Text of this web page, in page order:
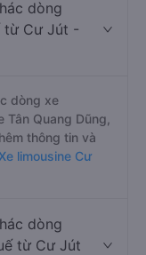
dòng
từ Cư Jút -
dòng xe
Quang Dũng,
thông tin và
Xe limousine Cư
dòng
từ Cư Jút